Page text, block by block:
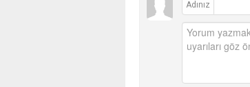
Adınız